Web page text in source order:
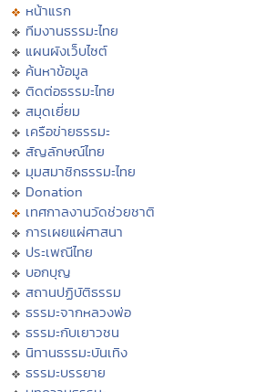
หน้าแรก
ทีมงานธรรมะไทย
แผนผังเว็บไซต์
ค้นหาข้อมูล
ติดต่อธรรมะไทย
สมุดเยี่ยม
เครือข่ายธรรมะ
สัญลักษณ์ไทย
มุมสมาชิกธรรมะไทย
Donation
เทศกาลงานวัดช่วยชาติ
การเผยแผ่ศาสนา
ประเพณีไทย
บอกบุญ
สถานปฏิบัติธรรม
ธรรมะจากหลวงพ่อ
ธรรมะกับเยาวชน
นิทานธรรมะบันเทิง
ธรรมะบรรยาย